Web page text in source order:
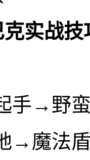
克实战技
手→野
→魔法